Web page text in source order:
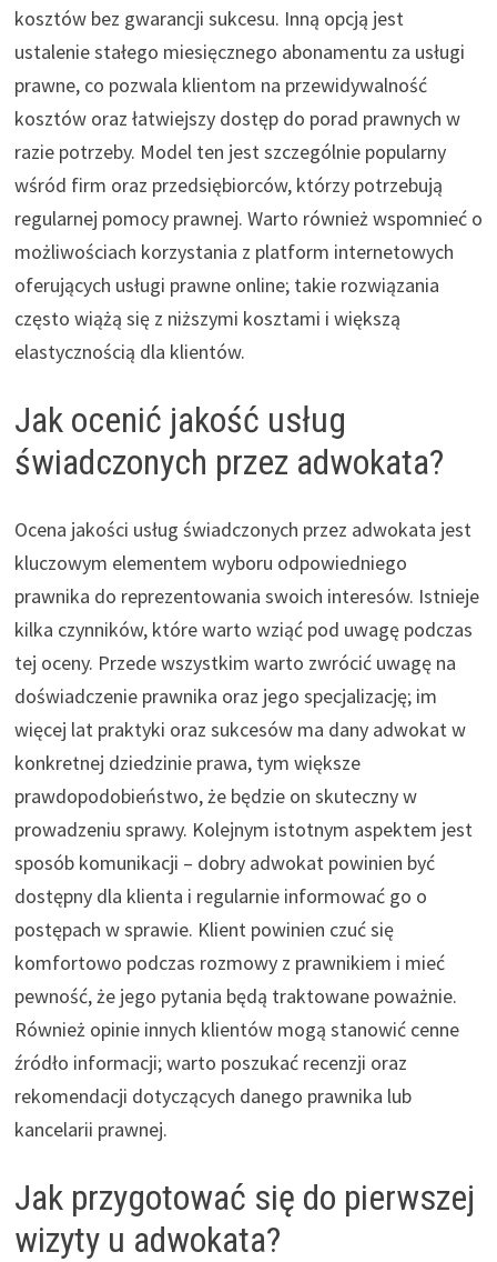
kosztów bez gwarancji sukcesu. Inną opcją jest
ustalenie stałego miesięcznego abonamentu za usługi
prawne, co pozwala klientom na przewidywalność
kosztów oraz łatwiejszy dostęp do porad prawnych w
razie potrzeby. Model ten jest szczególnie popularny
wśród firm oraz przedsiębiorców, którzy potrzebują
regularnej pomocy prawnej. Warto również wspomnieć o
możliwościach korzystania z platform internetowych
oferujących usługi prawne online; takie rozwiązania
często wiążą się z niższymi kosztami i większą
elastycznością dla klientów.
Jak ocenić jakość usług
świadczonych przez adwokata?
Ocena jakości usług świadczonych przez adwokata jest
kluczowym elementem wyboru odpowiedniego
prawnika do reprezentowania swoich interesów. Istnieje
kilka czynników, które warto wziąć pod uwagę podczas
tej oceny. Przede wszystkim warto zwrócić uwagę na
doświadczenie prawnika oraz jego specjalizację; im
więcej lat praktyki oraz sukcesów ma dany adwokat w
konkretnej dziedzinie prawa, tym większe
prawdopodobieństwo, że będzie on skuteczny w
prowadzeniu sprawy. Kolejnym istotnym aspektem jest
sposób komunikacji – dobry adwokat powinien być
dostępny dla klienta i regularnie informować go o
postępach w sprawie. Klient powinien czuć się
komfortowo podczas rozmowy z prawnikiem i mieć
pewność, że jego pytania będą traktowane poważnie.
Również opinie innych klientów mogą stanowić cenne
źródło informacji; warto poszukać recenzji oraz
rekomendacji dotyczących danego prawnika lub
kancelarii prawnej.
Jak przygotować się do pierwszej
wizyty u adwokata?